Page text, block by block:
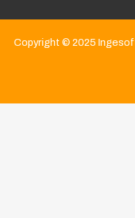
Copyright © 2025